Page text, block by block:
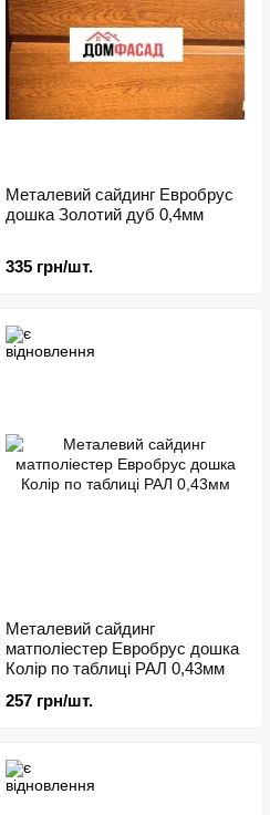
Металевий сайдинг Евробрус
дошка Золотий дуб 0,4мм
335 грн/шт.
Металевий сайдинг
матполіестер Евробрус дошка
Колір по таблиці РАЛ 0,43мм
257 грн/шт.